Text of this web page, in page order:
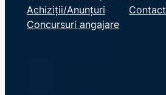
r
c
Achiziții/Anunțuri
Concursuri angajare
Contact